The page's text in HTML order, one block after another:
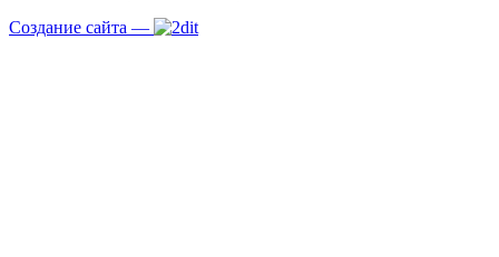
Создание сайта —